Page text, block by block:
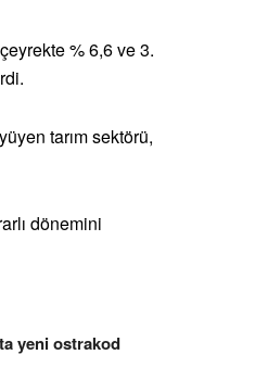
% 6,6 ve 3.
tarım sektörü,
dönemini
yeni ostrakod